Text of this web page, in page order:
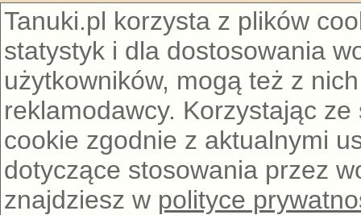
Tanuki.pl korzysta z plików
statystyk i dla dostosowania
użytkowników, mogą też z
reklamodawcy. Korzystając
cookie zgodnie z aktualnymi
dotyczące stosowania przez
znajdziesz w polityce